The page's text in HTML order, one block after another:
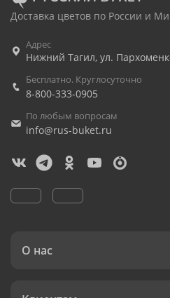
Доставка цветов по России и
Адрес
Нижний Тагил, ул.
Бесплатно. Круглосуточно
8-800-333-0905
По любым вопросам
info@rus-buket.ru
О нас